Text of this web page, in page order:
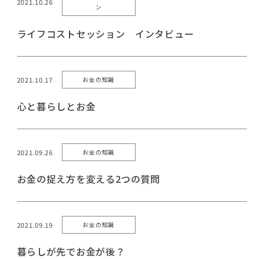
ン
ライフコストセッション インタビュー
2021.10.17 お金の知識
心と暮らしとお金
2021.09.26 お金の知識
お金の捉え方を変える2つの質問
2021.09.19 お金の知識
暮らしが先でお金が後？